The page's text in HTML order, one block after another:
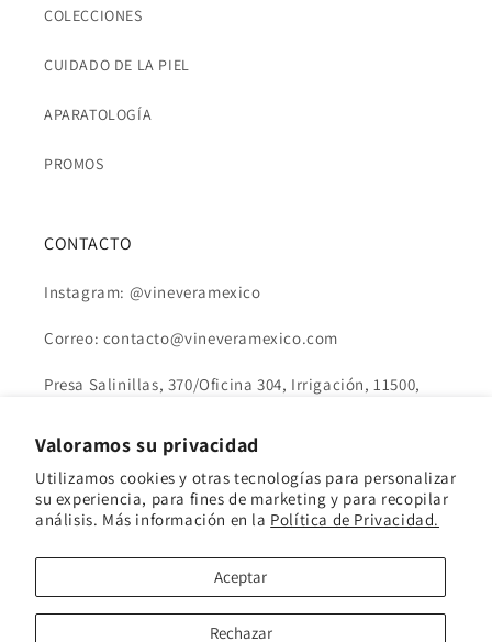
Valoramos su privacidad
Utilizamos cookies y otras tecnologías para personalizar
su experiencia, para fines de marketing y para recopilar
análisis. Más información en la Política de Privacidad.
Aceptar
Rechazar
COLECCIONES
CUIDADO DE LA PIEL
APARATOLOGÍA
PROMOS
CONTACTO
Instagram: @vineveramexico
Correo: contacto@vineveramexico.com
Presa Salinillas, 370/Oficina 304, Irrigación, 11500,
de
pago
© 2026,Vine VeraTecnología de Shopify Política de privacidad
Términos del servicio